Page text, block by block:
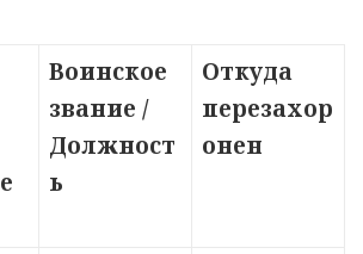
Воинское
звание /
Должност
ь
Откуда
перезахор
онен